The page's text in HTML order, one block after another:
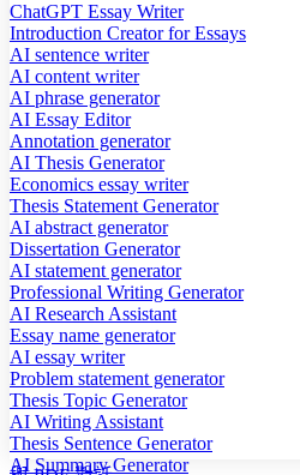
ChatGPT Essay Writer
Introduction Creator for Essays
AI sentence writer
AI content writer
AI phrase generator
AI Essay Editor
Annotation generator
AI Thesis Generator
Economics essay writer
Thesis Statement Generator
AI abstract generator
Dissertation Generator
AI statement generator
Professional Writing Generator
AI Research Assistant
Essay name generator
AI essay writer
Problem statement generator
Thesis Topic Generator
AI Writing Assistant
Thesis Sentence Generator
AI Summary Generator